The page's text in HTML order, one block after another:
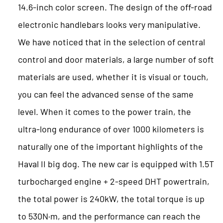
14.6-inch color screen. The design of the off-road
electronic handlebars looks very manipulative.
We have noticed that in the selection of central
control and door materials, a large number of soft
materials are used, whether it is visual or touch,
you can feel the advanced sense of the same
level. When it comes to the power train, the
ultra-long endurance of over 1000 kilometers is
naturally one of the important highlights of the
Haval II big dog. The new car is equipped with 1.5T
turbocharged engine + 2-speed DHT powertrain,
the total power is 240kW, the total torque is up
to 530N·m, and the performance can reach the